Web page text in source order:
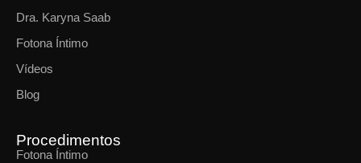
Dra. Karyna Saab
Fotona Íntimo
Vídeos
Blog
Procedimentos
Fotona Íntimo